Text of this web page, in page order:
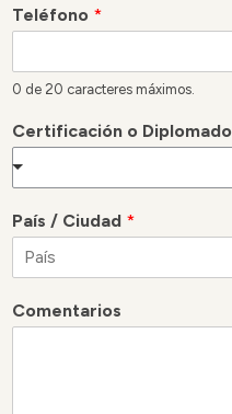
Teléfono *
0 de 20 caracteres máximos.
Certificación o Diplomado
País / Ciudad *
o
m
Comentarios